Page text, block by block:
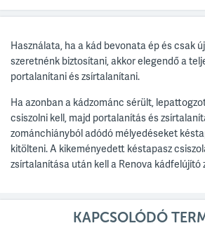
Használata, ha a kád bevonata ép és csak
szeretnénk biztosítani, akkor elegendő a
portalanítani és zsírtalanítani.
Ha azonban a kádzománc sérült,
csiszolni kell, majd portalanítás és
zománchiányból adódó mélyedéseket
kitölteni. A kikeményedett késtapasz
zsírtalanítása után kell a Renova
KAPCSOLÓDÓ